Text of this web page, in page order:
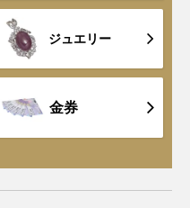
ジュエリー
金券